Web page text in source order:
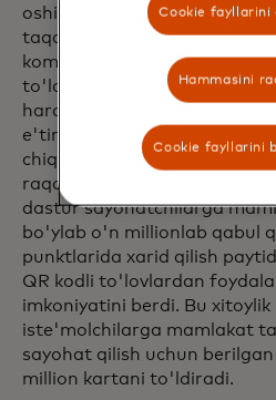
oshirishning oson va qulay
taqdim etib kelgan. O'tgan yil
kompaniyaning "Mahalliy
to'lang" dasturi ushbu sa'y-
harakatlarga qo'shimcha
e'tirof etildi. Xalqaro
chiqarilgan Mastercard
raqamli hamyonlariga
dastur sayohatchilarga
bo'ylab o'n millionlab qabul
punktlarida xarid qilish
QR kodli to'lovlardan
imkoniyatini berdi. Bu xitoylik
iste'molchilarga mamlakat
sayohat qilish uchun
million kartani to'ldiradi.
Cookie fayllarini
Hammasini
Cookie fayllarini